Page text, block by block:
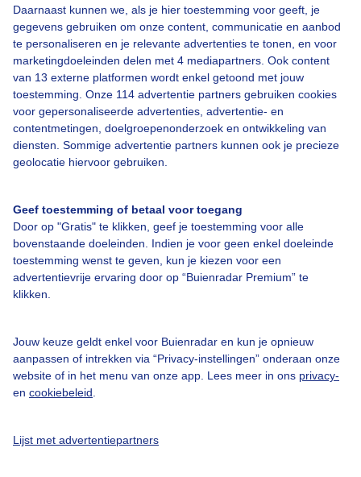
Daarnaast kunnen we, als je hier toestemming voor geeft, je
gegevens gebruiken om onze content, communicatie en aanbod
te personaliseren en je relevante advertenties te tonen, en voor
marketingdoeleinden delen met 4 mediapartners. Ook content
van 13 externe platformen wordt enkel getoond met jouw
toestemming. Onze 114 advertentie partners gebruiken cookies
voor gepersonaliseerde advertenties, advertentie- en
contentmetingen, doelgroepenonderzoek en ontwikkeling van
diensten. Sommige advertentie partners kunnen ook je precieze
geolocatie hiervoor gebruiken.
Geef toestemming of betaal voor toegang
Door op "Gratis" te klikken, geef je toestemming voor alle
bovenstaande doeleinden. Indien je voor geen enkel doeleinde
toestemming wenst te geven, kun je kiezen voor een
advertentievrije ervaring door op “Buienradar Premium” te
klikken.
Jouw keuze geldt enkel voor Buienradar en kun je opnieuw
aanpassen of intrekken via “Privacy-instellingen” onderaan onze
website of in het menu van onze app. Lees meer in ons privacy-
en cookiebeleid
Lijst met advertentiepartners
Over Buienradar
Bedrijfsgegevens
Contact
Toegankelijkheid
Gebruikersvoorwaarden
Adverteren
Privacy beleid
Cookie beleid